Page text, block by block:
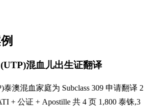
混血儿出生证翻译
泰澳混血家庭为 Subclass 309 申请翻译 2
+ 公证 + Apostille 共 4 页 1,800 泰铢,3